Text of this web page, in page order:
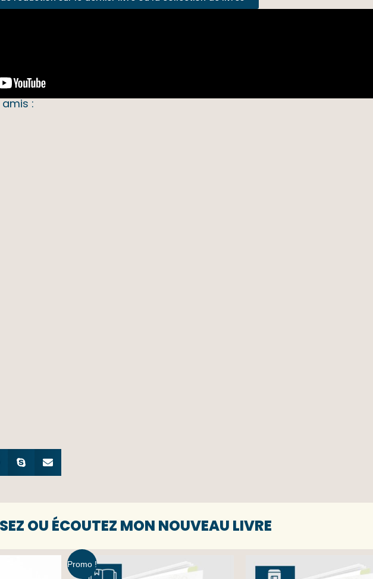
:
OU ÉCOUTEZ MON NOUVEAU LIVRE
Promo !